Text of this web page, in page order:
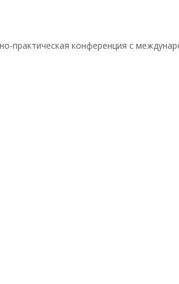
практическая конференция с